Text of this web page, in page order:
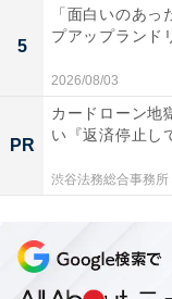
楽天トラベルの
楽天スーパー
大幅なポイント
用いてスーパー
泊すると、もれな
で還元されます。
るおすすめプラン
5
「面白いのあ
プアップランド
2026/08/03
PR
カードローン地
い『返済停止し
渋谷法務総合事務所